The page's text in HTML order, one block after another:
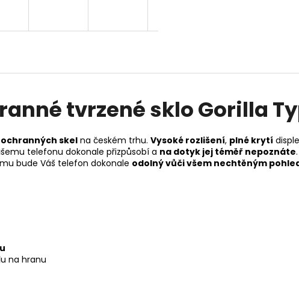
tvrzené sklo Gorilla
skel na českém trhu. Vysoké rozlišení, plné krytí
telefonu dokonale přizpůsobí a na dotyk jej téměř nepoznáte
bude Váš telefon dokonale odolný vůči všem nechtěným
na hranu